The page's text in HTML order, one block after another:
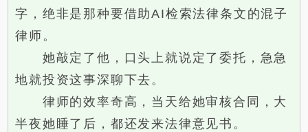
字，绝非是那种要借助AI检索法律条文的混子
律师。
她敲定了他，口头上就说定了委托，急急
地就投资这事深聊下去。
律师的效率奇高，当天给她审核合同，大
半夜她睡了后，都还发来法律意见书。